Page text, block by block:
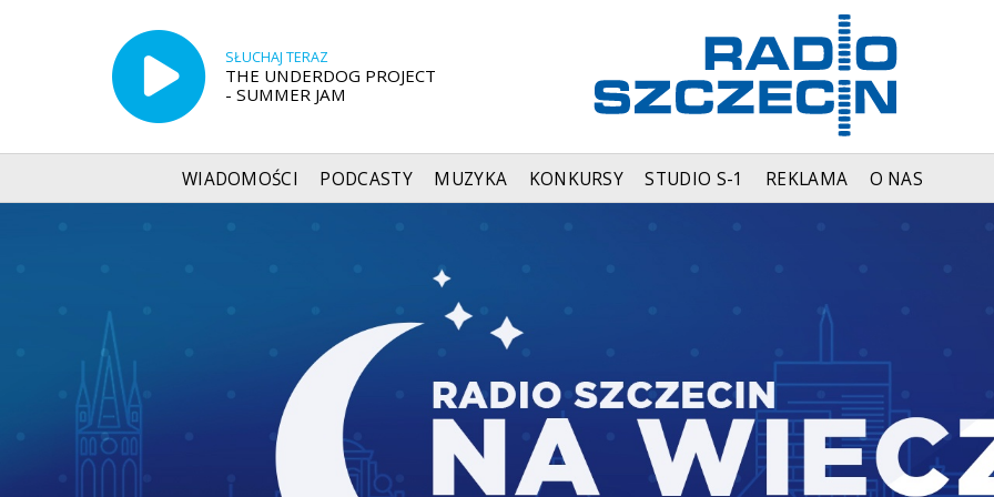
SŁUCHAJ TERAZ
THE UNDERDOG PROJECT
- SUMMER JAM
WIADOMOŚCI PODCASTY MUZYKA KONKURSY STUDIO S-1 REKLAMA O NAS